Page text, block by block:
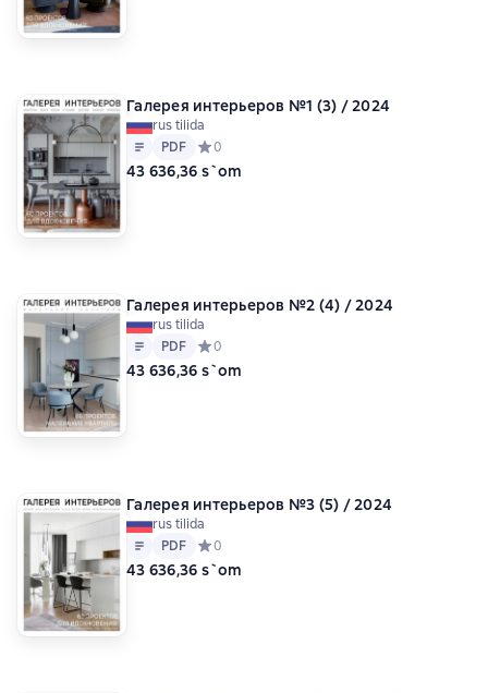
Галерея интерьеров №1 (3) / 2024
rus tilida
Matn
PDF
PDF Средний рейтинг 0 на основе 0 оценок
0
43 636,36 s`om
Галерея интерьеров №2 (4) / 2024
rus tilida
Matn
PDF
PDF Средний рейтинг 0 на основе 0 оценок
0
43 636,36 s`om
Галерея интерьеров №3 (5) / 2024
rus tilida
Matn
PDF
PDF Средний рейтинг 0 на основе 0 оценок
0
43 636,36 s`om